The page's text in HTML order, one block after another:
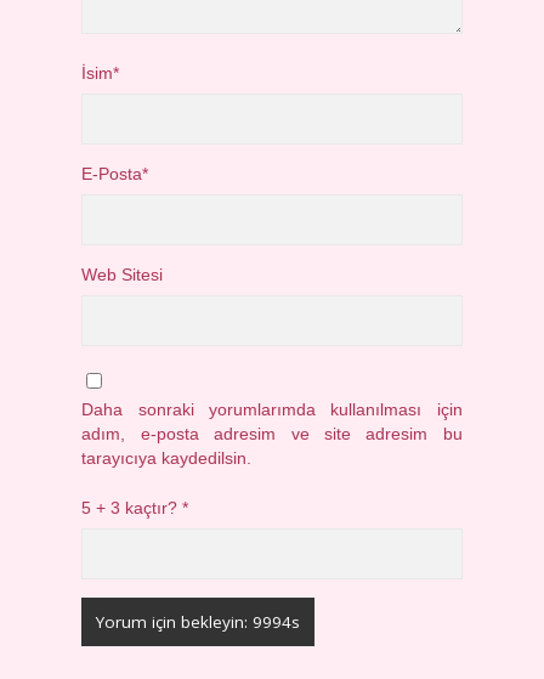
İsim*
E-Posta*
Web Sitesi
Daha sonraki yorumlarımda kullanılması için
adım, e-posta adresim ve site adresim bu
tarayıcıya kaydedilsin.
5 + 3 kaçtır?*